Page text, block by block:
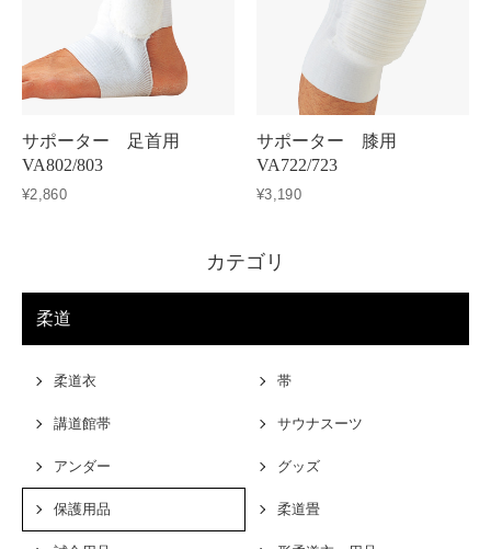
サポーター 足首用
VA802/803
¥2,860
サポーター 膝用
VA722/723
¥3,190
カテゴリ
柔道
柔道衣 帯
講道館帯 サウナスーツ
アンダー グッズ
保護用品 柔道畳